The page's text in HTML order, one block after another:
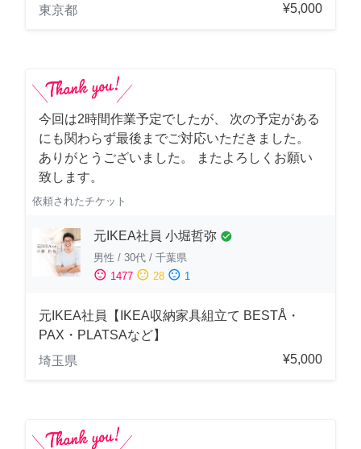
東京都
¥5,000
今回は2時間作業予定でしたが、 次の予定がある
にも関わらず最後までご対応いただきました。
ありがとうございました。 またよろしくお願い
致します。
依頼されたチケット
元IKEA社員 小堀哲弥 check_circle
男性 / 30代 / 千葉県
sentiment_satisfied 1477 sentiment_neutral 28 sentiment_dissatisfied 1
元IKEA社員【IKEA収納家具組立て BESTÅ・
PAX・PLATSAなど】
埼玉県
¥5,000